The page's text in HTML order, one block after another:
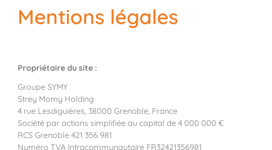
Mentions légales
Propriétaire du site :
Groupe SYMY
Strey Momy Holding
4 rue Lesdiguières, 38000 Grenoble, France
Société par actions simplifiée au capital de 4 000 000 €
RCS Grenoble 421 356 981
Numéro TVA Intracommunautaire FR32421356981